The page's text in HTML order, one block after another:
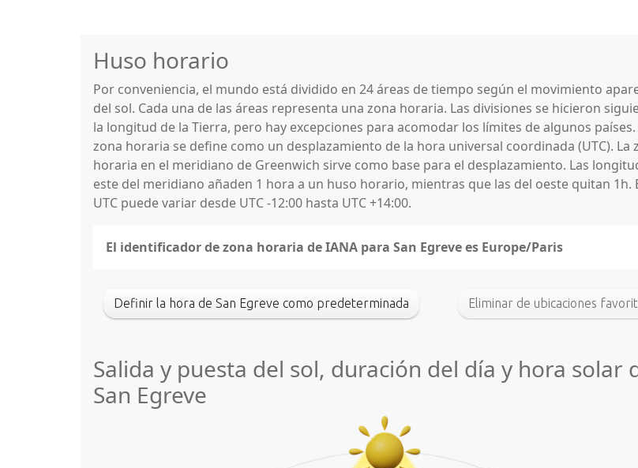
Huso horario
Por conveniencia, el mundo está dividido en 24 áreas de tiempo según el movimiento
del sol. Cada una de las áreas representa una zona horaria. Las divisiones se hicieron
la longitud de la Tierra, pero hay excepciones para acomodar los límites de algunos países.
zona horaria se define como un desplazamiento de la hora universal coordinada (UTC). La
horaria en el meridiano de Greenwich sirve como base para el desplazamiento. Las
este del meridiano añaden 1 hora a un huso horario, mientras que las del oeste quitan 1h.
UTC puede variar desde UTC -12:00 hasta UTC +14:00.
El identificador de zona horaria de IANA para San Egreve es Europe/Paris
Definir la hora de San Egreve como predeterminada Eliminar de ubicaciones
Salida y puesta del sol, duración del día y hora solar
San Egreve